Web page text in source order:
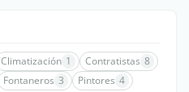
Climatización 1 Contratistas 8
Fontaneros 3 Pintores 4